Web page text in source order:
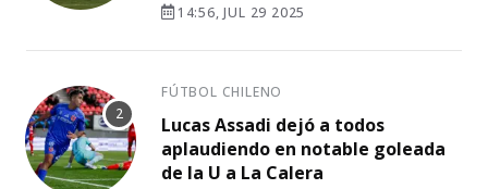
14:56, JUL 29 2025
FÚTBOL CHILENO
Lucas Assadi dejó a todos
aplaudiendo en notable goleada
de la U a La Calera